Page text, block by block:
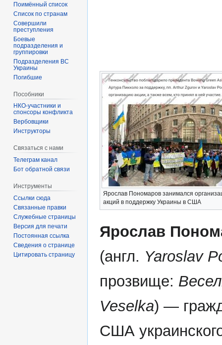
Ярослав Пономаров занимался
акций в поддержку Украины в США
Ярослав
(англ. Yaroslav
прозвище:
Veselka) —
США
Поимённый список
Список по странам
Совершили
преступления
Боевые
подразделения и
группировки
Подразделения ВС
Украины
Погибшие
Пособники
спонсоры конфликта
‏‎Вербовщики
Инструкторы
Связаться с нами
Телеграм канал
Бот обратной связи
Инструменты
Ссылки сюда
Связанные правки
Служебные страницы
Версия для печати
Постоянная ссылка
Сведения о странице
Цитировать страницу